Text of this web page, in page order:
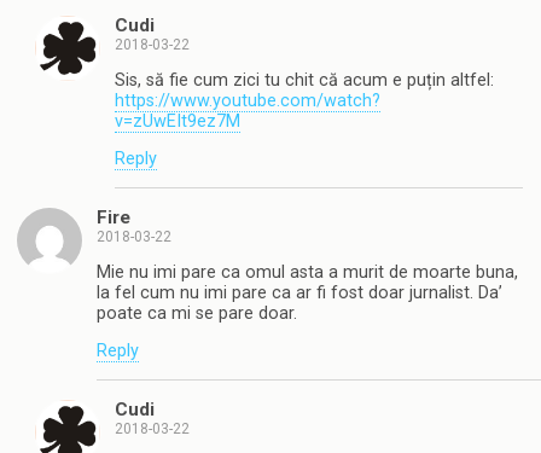
Cudi
2018-03-22
Sis, să fie cum zici tu chit că acum e puțin altfel:
https://www.youtube.com/watch?
v=zUwEIt9ez7M
Reply
Fire
2018-03-22
Mie nu imi pare ca omul asta a murit de moarte buna,
la fel cum nu imi pare ca ar fi fost doar jurnalist. Da’
poate ca mi se pare doar.
Reply
Cudi
2018-03-22